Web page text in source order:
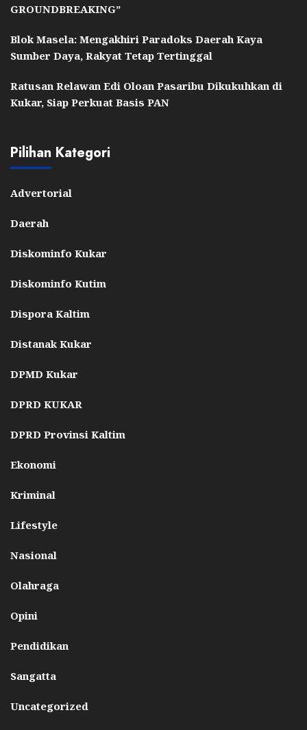
GROUNDBREAKING”
Blok Masela: Mengakhiri Paradoks Daerah Kaya
Sumber Daya, Rakyat Tetap Tertinggal
Ratusan Relawan Edi Oloan Pasaribu Dikukuhkan di
Kukar, Siap Perkuat Basis PAN
Pilihan Kategori
Advertorial
Daerah
Diskominfo Kukar
Diskominfo Kutim
Dispora Kaltim
Distanak Kukar
DPMD Kukar
DPRD KUKAR
DPRD Provinsi Kaltim
Ekonomi
Kriminal
Lifestyle
Nasional
Olahraga
Opini
Pendidikan
Sangatta
Uncategorized